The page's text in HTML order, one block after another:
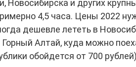
Новосибирска и других
4,5 часа. Цены 2022
дешевле лететь в
Алтай, куда можно
обойдется от 700